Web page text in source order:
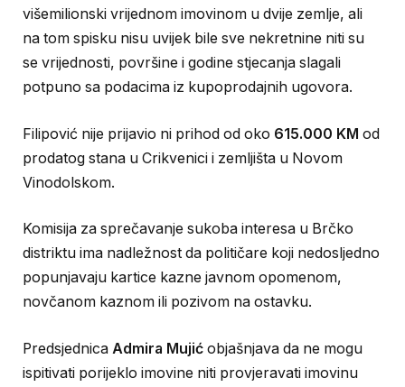
višemilionski vrijednom imovinom u dvije zemlje, ali
na tom spisku nisu uvijek bile sve nekretnine niti su
se vrijednosti, površine i godine stjecanja slagali
potpuno sa podacima iz kupoprodajnih ugovora.
Filipović nije prijavio ni prihod od oko 615.000 KM od
prodatog stana u Crikvenici i zemljišta u Novom
Vinodolskom.
Komisija za sprečavanje sukoba interesa u Brčko
distriktu ima nadležnost da političare koji nedosljedno
popunjavaju kartice kazne javnom opomenom,
novčanom kaznom ili pozivom na ostavku.
Predsjednica Admira Mujić objašnjava da ne mogu
ispitivati porijeklo imovine niti provjeravati imovinu